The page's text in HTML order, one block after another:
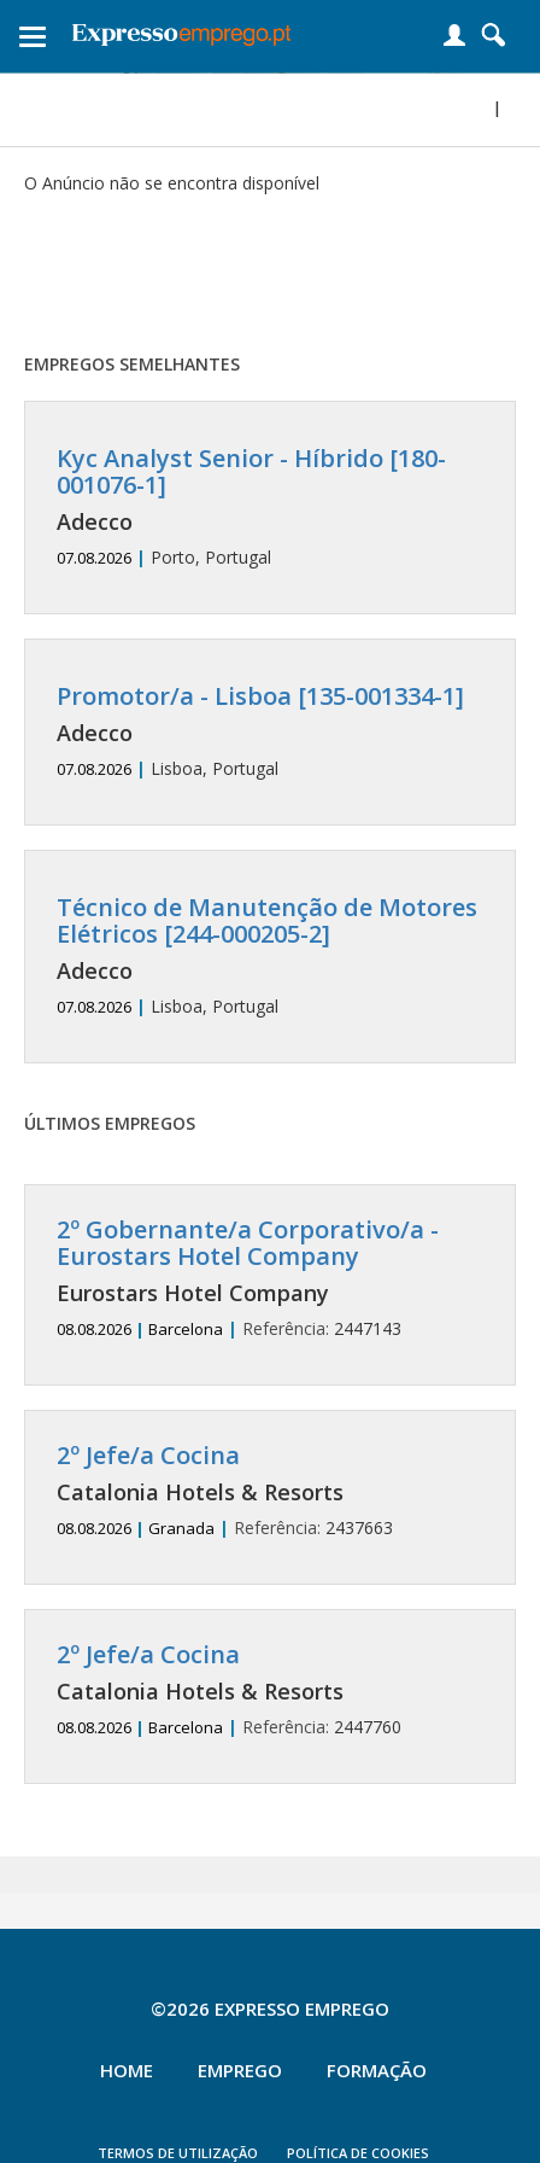
Toggle
|
O Anúncio não se encontra disponível
EMPREGOS SEMELHANTES
Kyc Analyst Senior - Híbrido [180-
001076-1]
Adecco
07.08.2026 | Porto, Portugal
Promotor/a - Lisboa [135-001334-1]
Adecco
07.08.2026 | Lisboa, Portugal
Técnico de Manutenção de Motores
Elétricos [244-000205-2]
Adecco
07.08.2026 | Lisboa, Portugal
ÚLTIMOS EMPREGOS
2º Gobernante/a Corporativo/a -
Eurostars Hotel Company
Eurostars Hotel Company
08.08.2026 | Barcelona | Referência: 2447143
2º Jefe/a Cocina
Catalonia Hotels & Resorts
08.08.2026 | Granada | Referência: 2437663
2º Jefe/a Cocina
Catalonia Hotels & Resorts
08.08.2026 | Barcelona | Referência: 2447760
©2026 EXPRESSO EMPREGO
HOME EMPREGO FORMAÇÃO
TERMOS DE UTILIZAÇÃO POLÍTICA DE COOKIES